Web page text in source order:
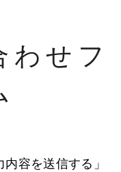
わせフ
容を送信する」